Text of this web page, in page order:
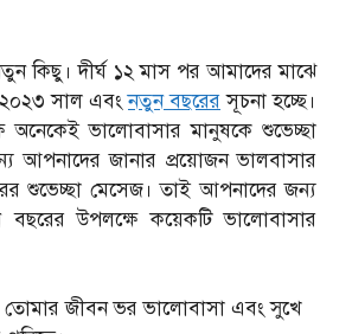
কিছু। দীর্ঘ ১২ মাস পর আমাদের মাঝে
২০২৩ সাল এবংনতুন বছরেরসূচনা হচ্ছে।
ভালোবাসার মানুষকে শুভেচ্ছা
আপনাদের জানার প্রয়োজন ভালবাসার
শুভেচ্ছা মেসেজ। তাই আপনাদের জন্য
বছরের উপলক্ষে কয়েকটি ভালোবাসার
জীবন ভর ভালোবাসা এবং সুখে